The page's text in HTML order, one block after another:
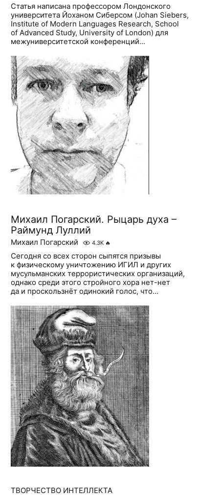
Статья написана профессором Лондонского
университета Йоханом Сиберсом (Johan Siebers,
Institute of Modern Languages Research, School
of Advanced Study, University of London) для
межуниверситетской конференций...
Михаил Погарский. Рыцарь духа –
Раймунд Луллий
Михаил Погарский 4.3K 🔥
Сегодня со всех сторон сыпятся призывы
к физическому уничтожению ИГИЛ и других
мусульманских террористических организаций,
однако среди этого стройного хора нет-нет
да и проскользнёт одинокий голос, что...
ТВОРЧЕСТВО ИНТЕЛЛЕКТА